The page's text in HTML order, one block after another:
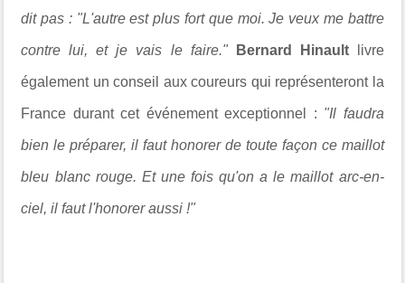
dit pas : "L'autre est plus fort que moi. Je veux me battre
contre lui, et je vais le faire." Bernard Hinaultlivre
également un conseil aux coureurs qui représenteront la
France durant cet événement exceptionnel : "Il faudra
bien le préparer, il faut honorer de toute façon ce maillot
bleu blanc rouge. Et une fois qu'on a le maillot arc-en-
ciel, il faut l'honorer aussi !"